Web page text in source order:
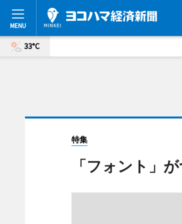
33°C
特集
「フォント」